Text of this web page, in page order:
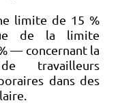
limite de 15 %
de la limite
— concernant la
travailleurs
dans des